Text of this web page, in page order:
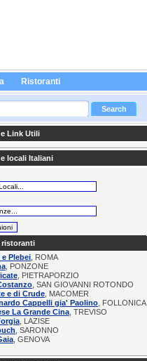
Ristoranti
Link Utili
locali Italiani
ristoranti
Plebei , ROMA
, PONZONE
, PIETRAPORZIO
, SAN GIOVANNI ROTONDO
e di Crude , MACOMER
Cappelli gia' Paolino , FOLLONICA
La Grande Cina , TREVISO
, LAZISE
, SARONNO
, GENOVA